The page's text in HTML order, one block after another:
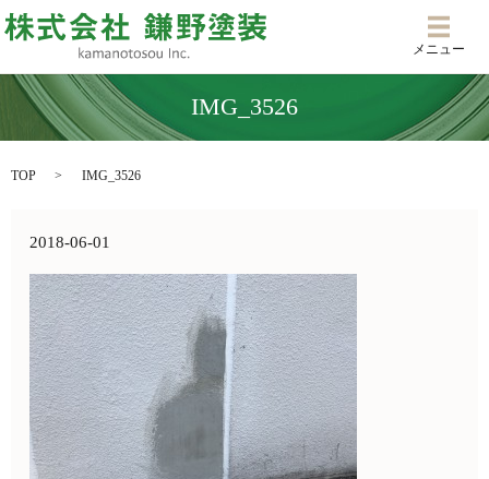
メニ
メニュー
IMG_3526
TOP IMG_3526
2018-06-01